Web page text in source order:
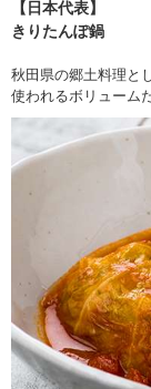
【日本代表】
きりたんぽ鍋
秋田県の郷土料理と
使われるボリューム